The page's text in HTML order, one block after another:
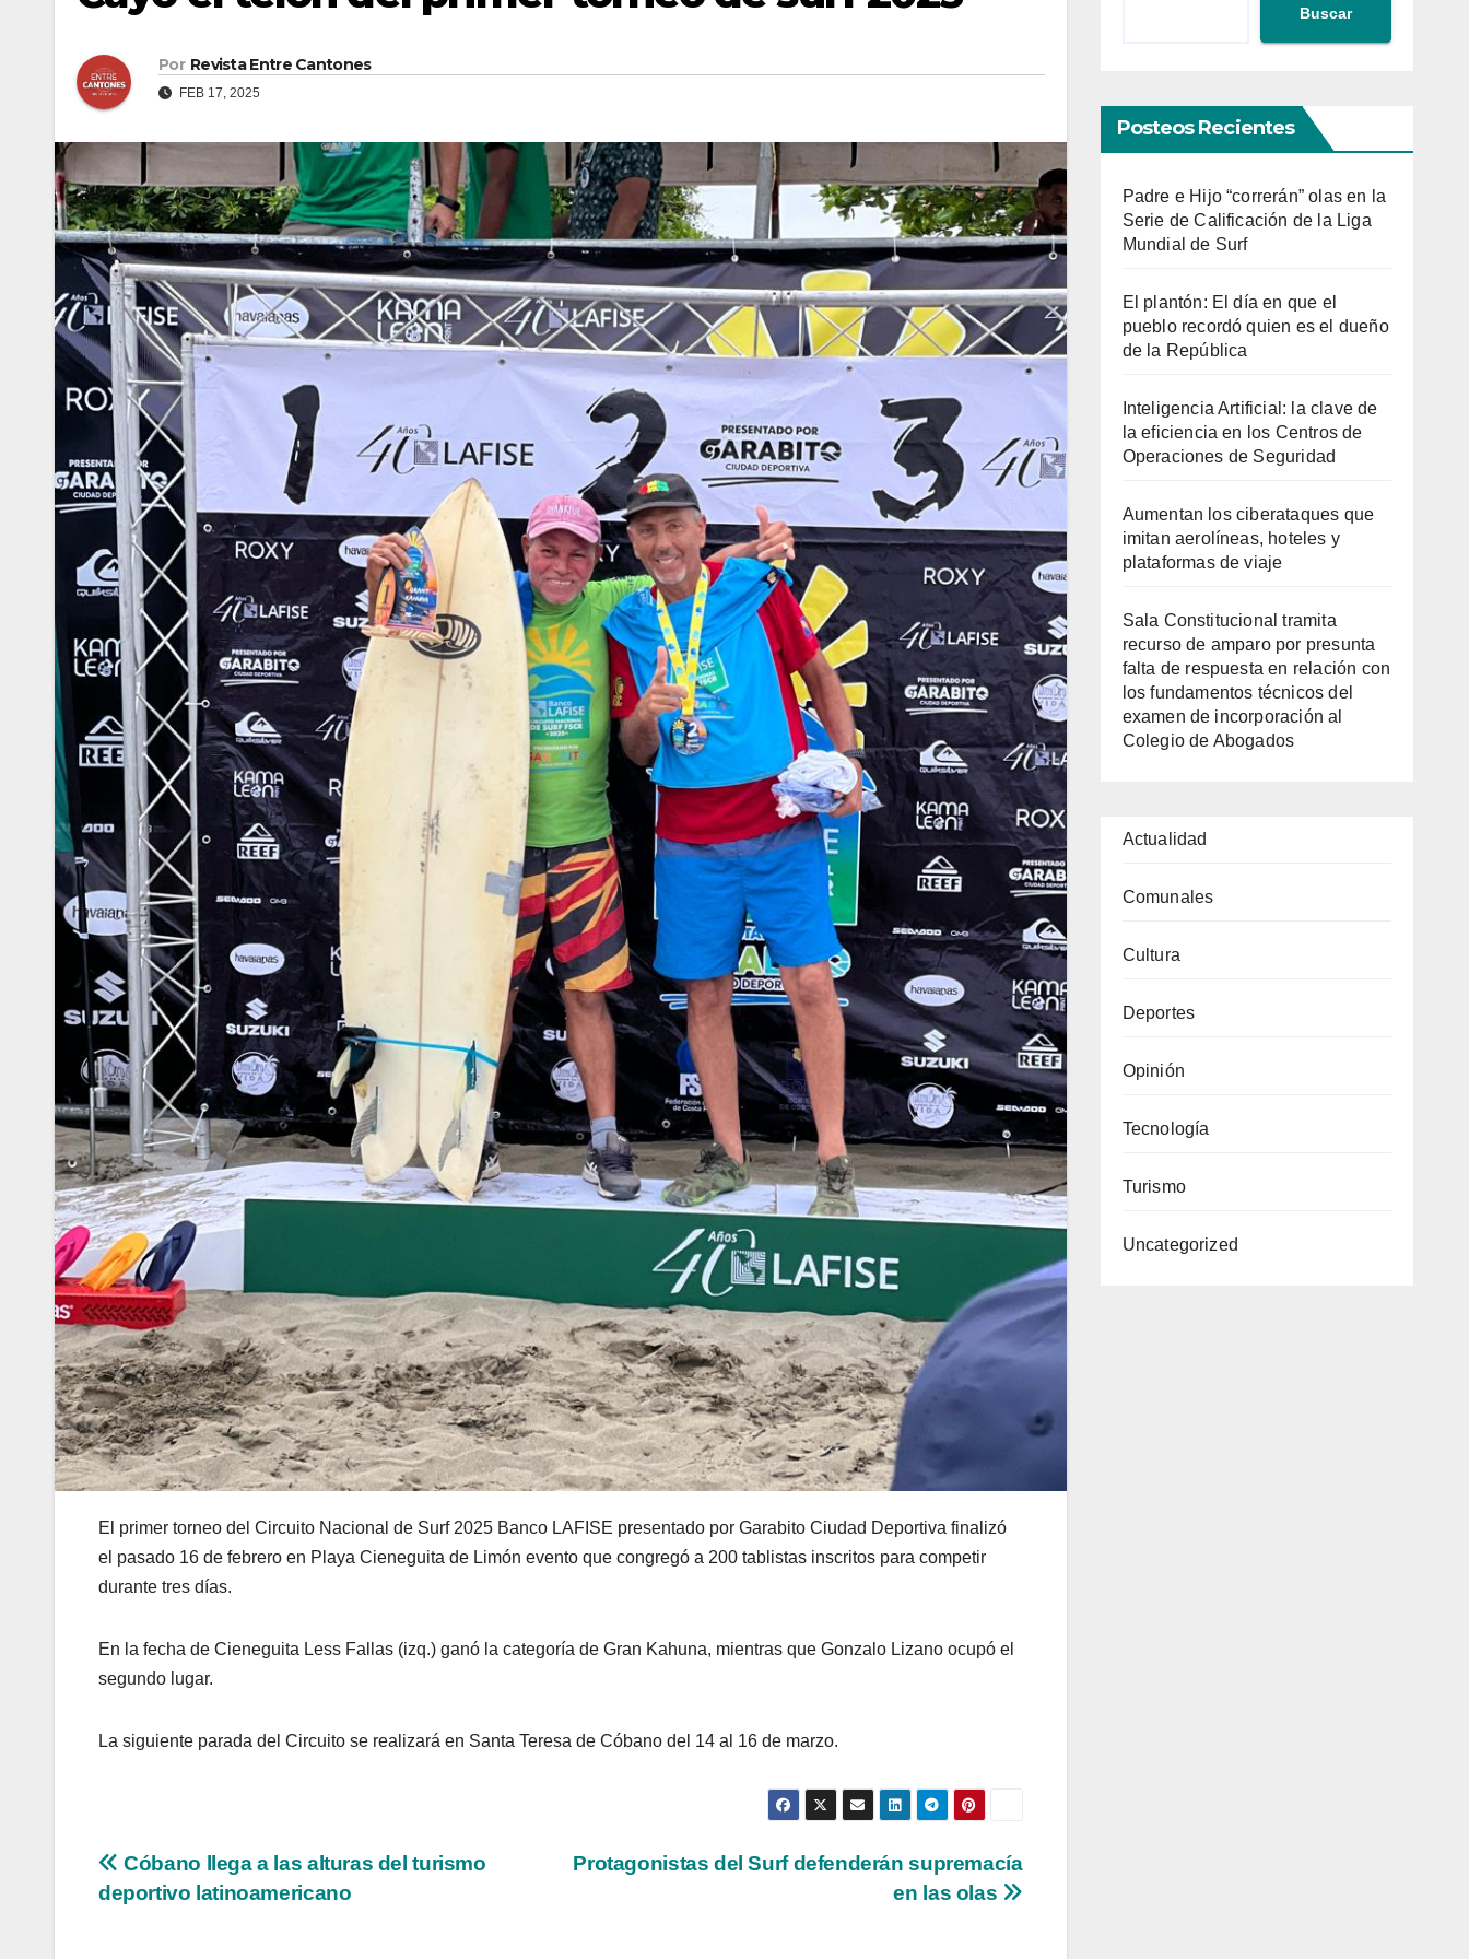
Por Revista Entre Cantones
FEB 17, 2025
El primer torneo del Circuito Nacional de Surf 2025 Banco LAFISE presentado por Garabito Ciudad Deportiva finalizó
el pasado 16 de febrero en Playa Cieneguita de Limón evento que congregó a 200 tablistas inscritos para competir
durante tres días.
En la fecha de Cieneguita Less Fallas (izq.) ganó la categoría de Gran Kahuna, mientras que Gonzalo Lizano ocupó el
segundo lugar.
La siguiente parada del Circuito se realizará en Santa Teresa de Cóbano del 14 al 16 de marzo.
Navegación
de
Protagonistas del Surf defenderán supremacía
en las olas
Cóbano llega a las alturas del turismo
deportivo latinoamericano
Buscar
Posteos Recientes
Padre e Hijo “correrán” olas en la
Serie de Calificación de la Liga
Mundial de Surf
El plantón: El día en que el
pueblo recordó quien es el dueño
de la República
Inteligencia Artificial: la clave de
la eficiencia en los Centros de
Operaciones de Seguridad
Aumentan los ciberataques que
imitan aerolíneas, hoteles y
plataformas de viaje
Sala Constitucional tramita
recurso de amparo por presunta
falta de respuesta en relación con
los fundamentos técnicos del
examen de incorporación al
Colegio de Abogados
Actualidad
Comunales
Cultura
Deportes
Opinión
Tecnología
Turismo
Uncategorized